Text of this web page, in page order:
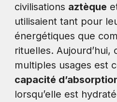
civilisations aztèque
utilisaient tant pour
énergétiques que
rituelles. Aujourd’hui,
multiples usages est
capacité
lorsqu’elle est